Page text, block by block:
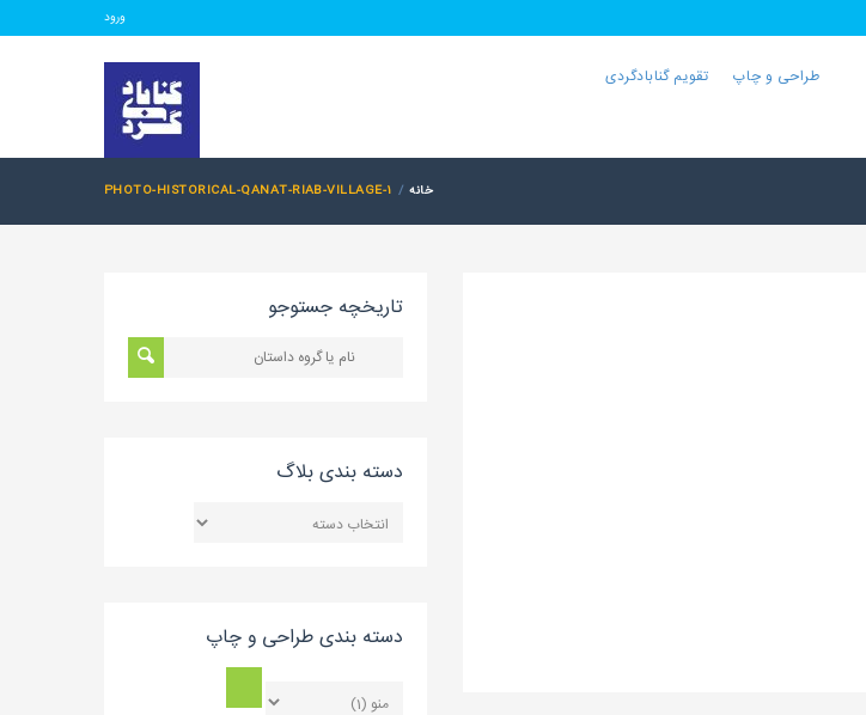
ورود
طراحی و چاپ تقویم گنابادگردی
خانه PHOTO-HISTORICAL-QANAT-RIAB-VILLAGE-1
تاریخچه جستوجو
دسته بندی بلاگ
بندی
دسته بندی طراحی و چاپ